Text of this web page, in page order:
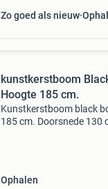
Zo goed als nieuw
kunstkerstboom
Hoogte 185 cm.
Kunstkerstboom black
185 cm. Doorsnede 130
Ophalen